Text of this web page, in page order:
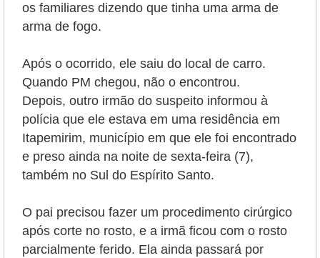
os familiares dizendo que tinha uma arma de
arma de fogo.
Após o ocorrido, ele saiu do local de carro.
Quando PM chegou, não o encontrou.
Depois, outro irmão do suspeito informou à
polícia que ele estava em uma residência em
Itapemirim, município em que ele foi encontrado
e preso ainda na noite de sexta-feira (7),
também no Sul do Espírito Santo.
O pai precisou fazer um procedimento cirúrgico
após corte no rosto, e a irmã ficou com o rosto
parcialmente ferido. Ela ainda passará por